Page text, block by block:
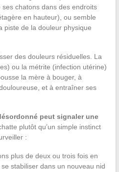
chatons dans des endroits
en hauteur), ou semble
piste de la douleur physique
des douleurs résiduelles. La
ou la métrite (infection utérine)
la mère à bouger, à
et à entraîner ses
peut signaler une
plutôt qu’un simple instinct
:
plus de deux ou trois fois en
stabiliser dans un nouveau nid